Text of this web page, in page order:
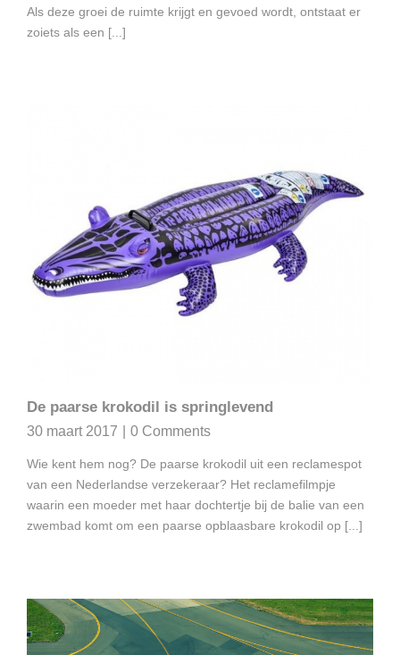
Als deze groei de ruimte krijgt en gevoed wordt, ontstaat er
zoiets als een [...]
De paarse krokodil is springlevend
30 maart 2017 0 Comments
Wie kent hem nog? De paarse krokodil uit een reclamespot
van een Nederlandse verzekeraar? Het reclamefilmpje
waarin een moeder met haar dochtertje bij de balie van een
zwembad komt om een paarse opblaasbare krokodil op [...]